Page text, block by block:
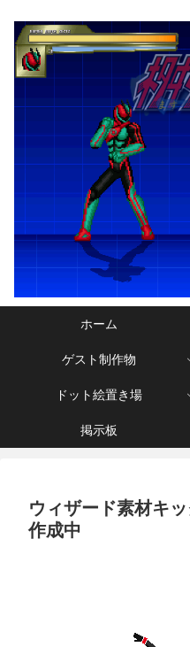
ホーム
ゲスト制作物
ドット絵置き場
掲示板
ウィザード素材キ
作成中